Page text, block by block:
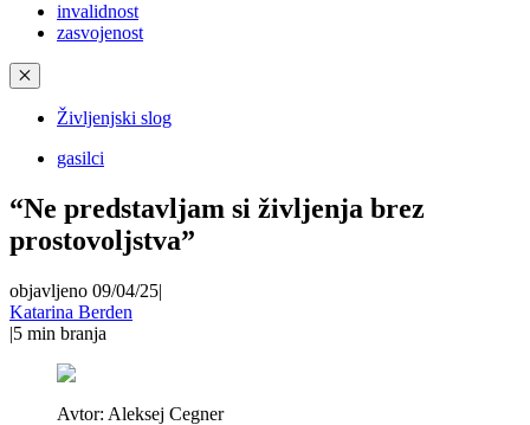
invalidnost
zasvojenost
✕
Življenjski slog
gasilci
“Ne predstavljam si življenja brez
prostovoljstva”
objavljeno 09/04/25|
Katarina Berden
|5 min branja
Avtor: Aleksej Cegner